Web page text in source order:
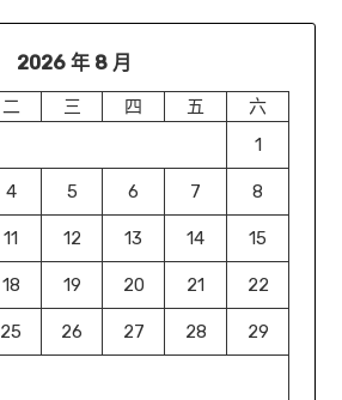
2026 年 8 月
二 三 四 五
六
1
4 5 6 7 8
11 12 13 14 15
18 19 20 21 22
25 26 27 28 29